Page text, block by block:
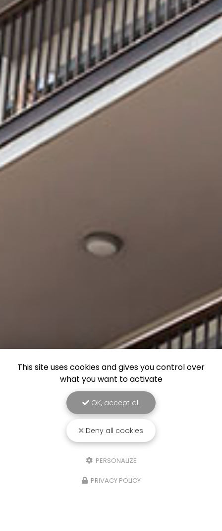
This site uses cookies and gives you control over
what you want to activate
OK, accept all
Deny all cookies
PERSONALIZE
PRIVACY POLICY